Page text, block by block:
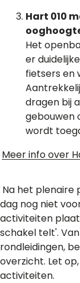
Hart 010
Het
er
fietsers en
dragen bij
gebouwen
wordt
Meer info over
Na het plenaire
dag nog niet
activiteiten
schakel telt'.
rondleidingen,
overzicht. Let
activiteiten.